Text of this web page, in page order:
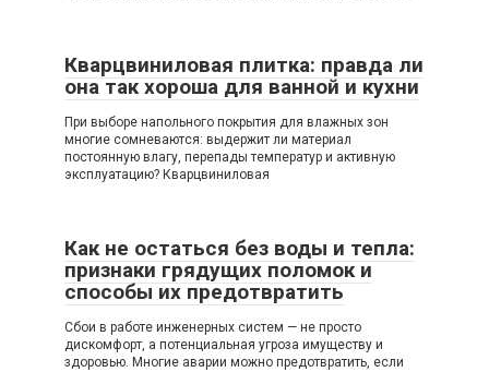
Кварцвиниловая плитка: правда ли
она так хороша для ванной и кухни
При выборе напольного покрытия для влажных зон
многие сомневаются: выдержит ли материал
постоянную влагу, перепады температур и активную
эксплуатацию? Кварцвиниловая
Как не остаться без воды и тепла:
признаки грядущих поломок и
способы их предотвратить
Сбои в работе инженерных систем — не просто
дискомфорт, а потенциальная угроза имуществу и
здоровью. Многие аварии можно предотвратить, если